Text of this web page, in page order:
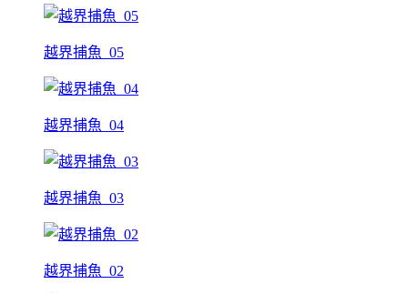
越界捕魚_05
越界捕魚_04
越界捕魚_03
越界捕魚_02